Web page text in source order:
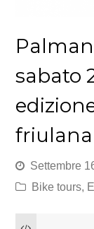
sabato
Settembre
Bike tours,